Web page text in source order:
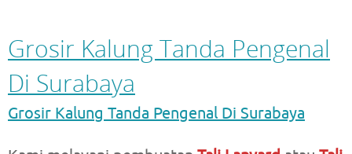
Grosir Kalung Tanda Pengenal
Di Surabaya
Grosir Kalung Tanda Pengenal Di Surabaya